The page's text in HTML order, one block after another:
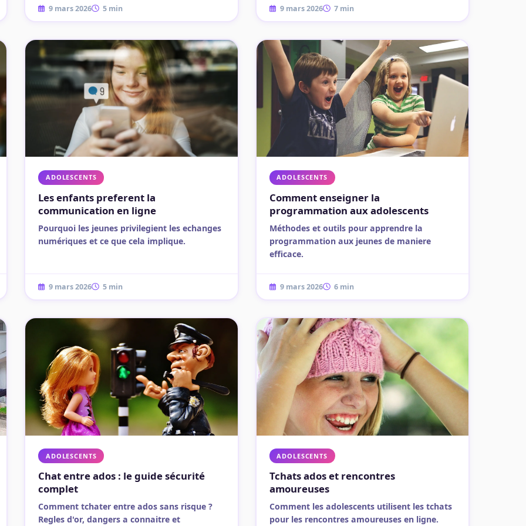
9 mars 2026 5 min 9 mars 2026 7 min
ADOLESCENTS
Les enfants preferent la
communication en ligne
Pourquoi les jeunes privilegient les echanges
numériques et ce que cela implique.
9 mars 2026 5 min
ADOLESCENTS
Comment enseigner la
programmation aux adolescents
Méthodes et outils pour apprendre la
programmation aux jeunes de maniere
efficace.
9 mars 2026 6 min
ADOLESCENTS
Chat entre ados : le guide sécurité
complet
Comment tchater entre ados sans risque ?
Regles d'or, dangers a connaitre et
ADOLESCENTS
Tchats ados et rencontres
amoureuses
Comment les adolescents utilisent les tchats
pour les rencontres amoureuses en ligne.